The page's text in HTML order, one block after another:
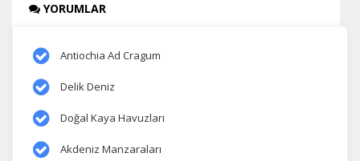
YORUMLAR
Antiochia Ad Cragum
Delik Deniz
Doğal Kaya Havuzları
Akdeniz Manzaraları